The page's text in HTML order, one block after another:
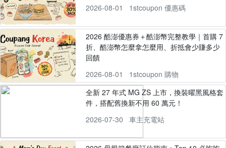
2026-08-01
1stcoupon 優惠碼
2026 酷澎優惠券＋酷澎幣完整教學｜首購 7
折、酷澎幣怎麼拿怎麼用、折抵會少賺多少
回饋
2026-08-01
1stcoupon 購物
全新 27 年式 MG ZS 上市，換裝曜黑風格套
件，搭配舊換新不用 60 萬元！
2026-07-30
車主充電站